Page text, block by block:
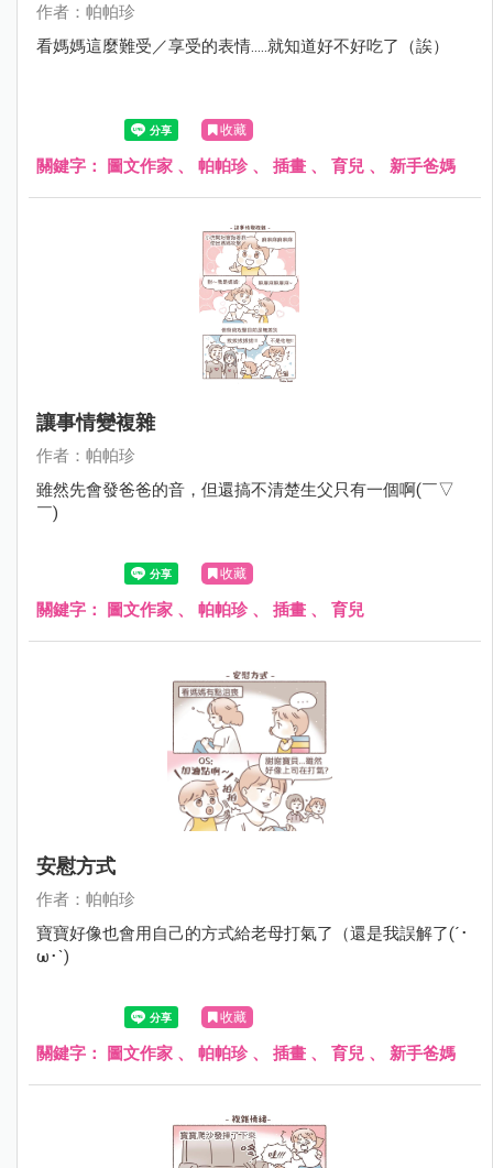
作者：帕帕珍
看媽媽這麼難受／享受的表情.....就知道好不好吃了（誒）
收藏
關鍵字： 圖文作家 、 帕帕珍、 插畫 、 育兒 、 新手爸媽
讓事情變複雜
作者：帕帕珍
雖然先會發爸爸的音，但還搞不清楚生父只有一個啊(￣▽
￣)
收藏
關鍵字： 圖文作家 、 帕帕珍、 插畫 、 育兒
安慰方式
作者：帕帕珍
寶寶好像也會用自己的方式給老母打氣了（還是我誤解了(´･
ω･`)
收藏
關鍵字： 圖文作家 、 帕帕珍、 插畫 、 育兒 、 新手爸媽